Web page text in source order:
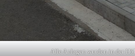
Alle Anlagen wurden in der